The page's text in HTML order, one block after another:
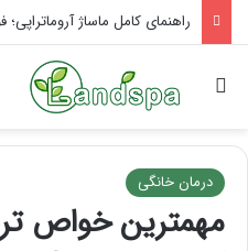
تاثیر ماساژ بر افسردگی؛ با
جستجو برای
درمان خانگی
مهمترین خواص